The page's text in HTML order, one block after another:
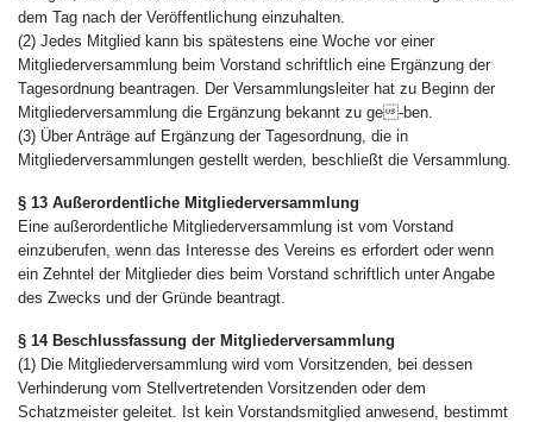
dem Tag nach der Veröffentlichung einzuhalten.
(2) Jedes Mitglied kann bis spätestens eine Woche vor einer
Mitgliederversammlung beim Vorstand schriftlich eine Ergänzung der
Tagesordnung beantragen. Der Versammlungsleiter hat zu Beginn der
Mitgliederversammlung die Ergänzung bekannt zu ge-ben.
(3) Über Anträge auf Ergänzung der Tagesordnung, die in
Mitgliederversammlungen gestellt werden, beschließt die Versammlung.
§ 13 Außerordentliche Mitgliederversammlung
Eine außerordentliche Mitgliederversammlung ist vom Vorstand
einzuberufen, wenn das Interesse des Vereins es erfordert oder wenn
ein Zehntel der Mitglieder dies beim Vorstand schriftlich unter Angabe
des Zwecks und der Gründe beantragt.
§ 14 Beschlussfassung der Mitgliederversammlung
(1) Die Mitgliederversammlung wird vom Vorsitzenden, bei dessen
Verhinderung vom Stellvertretenden Vorsitzenden oder dem
Schatzmeister geleitet. Ist kein Vorstandsmitglied anwesend, bestimmt